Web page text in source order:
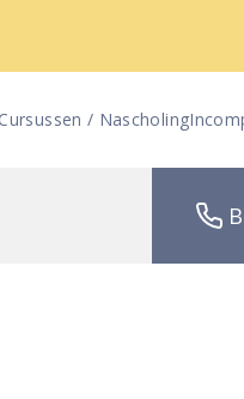
Cursussen / Nascholing